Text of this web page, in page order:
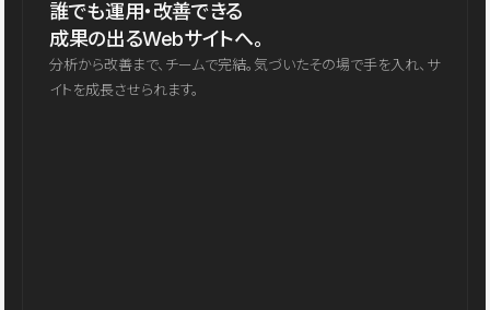
誰でも運用・改善できる
成果の出るWebサイトへ。
分析から改善まで、チームで完結。気づいたその場で手を入れ、サ
イトを成長させられます。